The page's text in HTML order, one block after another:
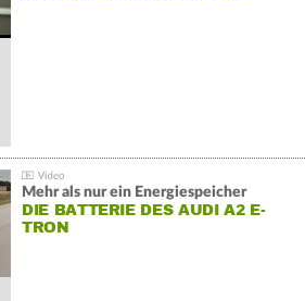
Mehr als nur ein Energiespeicher
DIE BATTERIE DES AUDI A2 E-
TRON